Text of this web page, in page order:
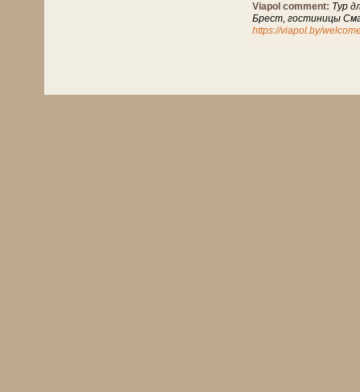
Viapol comment: Тур
Брест, гостиницы
https://viapol.by/